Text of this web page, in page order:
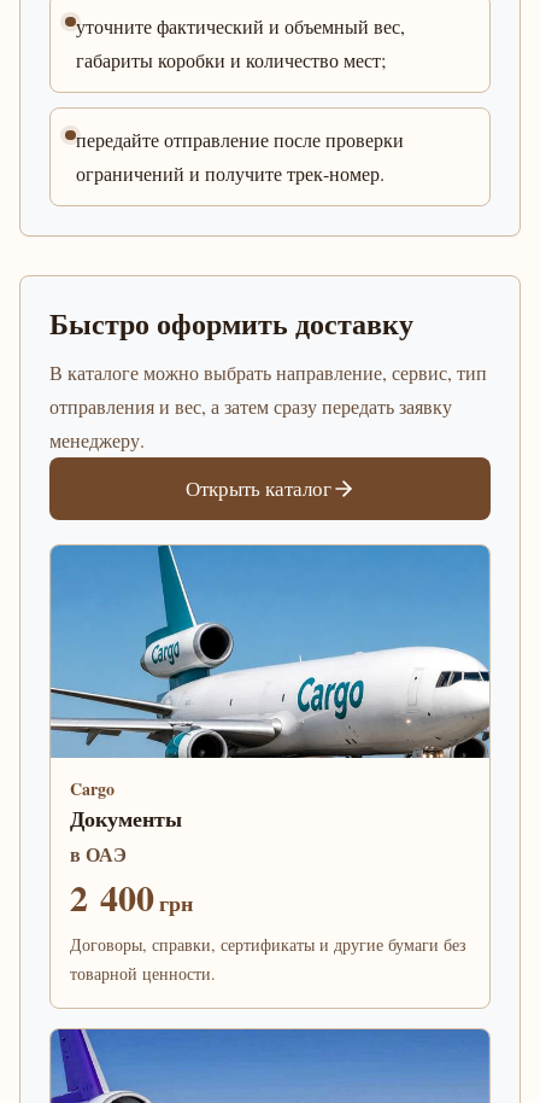
уточните фактический и объемный вес,
габариты коробки и количество мест;
передайте отправление после проверки
ограничений и получите трек-номер.
Быстро оформить доставку
В каталоге можно выбрать направление, сервис, тип
отправления и вес, а затем сразу передать заявку
менеджеру.
Открыть каталог
Cargo
Документы
в ОАЭ
2 400грн
Договоры, справки, сертификаты и другие бумаги без
товарной ценности.